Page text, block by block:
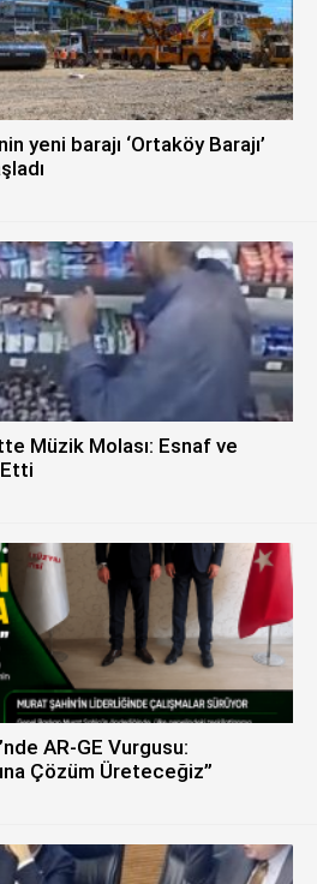
yeni barajı ‘Ortaköy Barajı’
Müzik Molası: Esnaf ve
AR-GE Vurgusu:
Çözüm Üreteceğiz”